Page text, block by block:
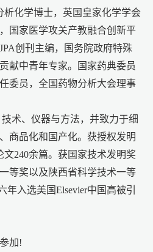
析化学博士，英国皇家化学学会
国家医学攻关产教融合创新平
JPA创刊主编，国务院政府特殊
献中青年专家。国家药典委员
委员，全国药物分析大会理事
术、仪器与方法，并致力于细
商品化和国产化。获授权发明
文240余篇。获国家技术发明奖
等奖以及陕西省科学技术一等
年入选美国Elsevier中国高被引
加!